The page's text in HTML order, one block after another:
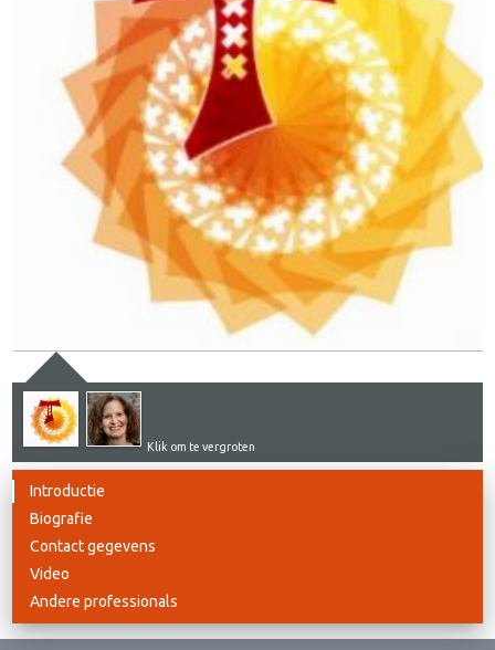
Klik om te vergroten
Introductie
Biografie
Contact gegevens
Video
Andere professionals